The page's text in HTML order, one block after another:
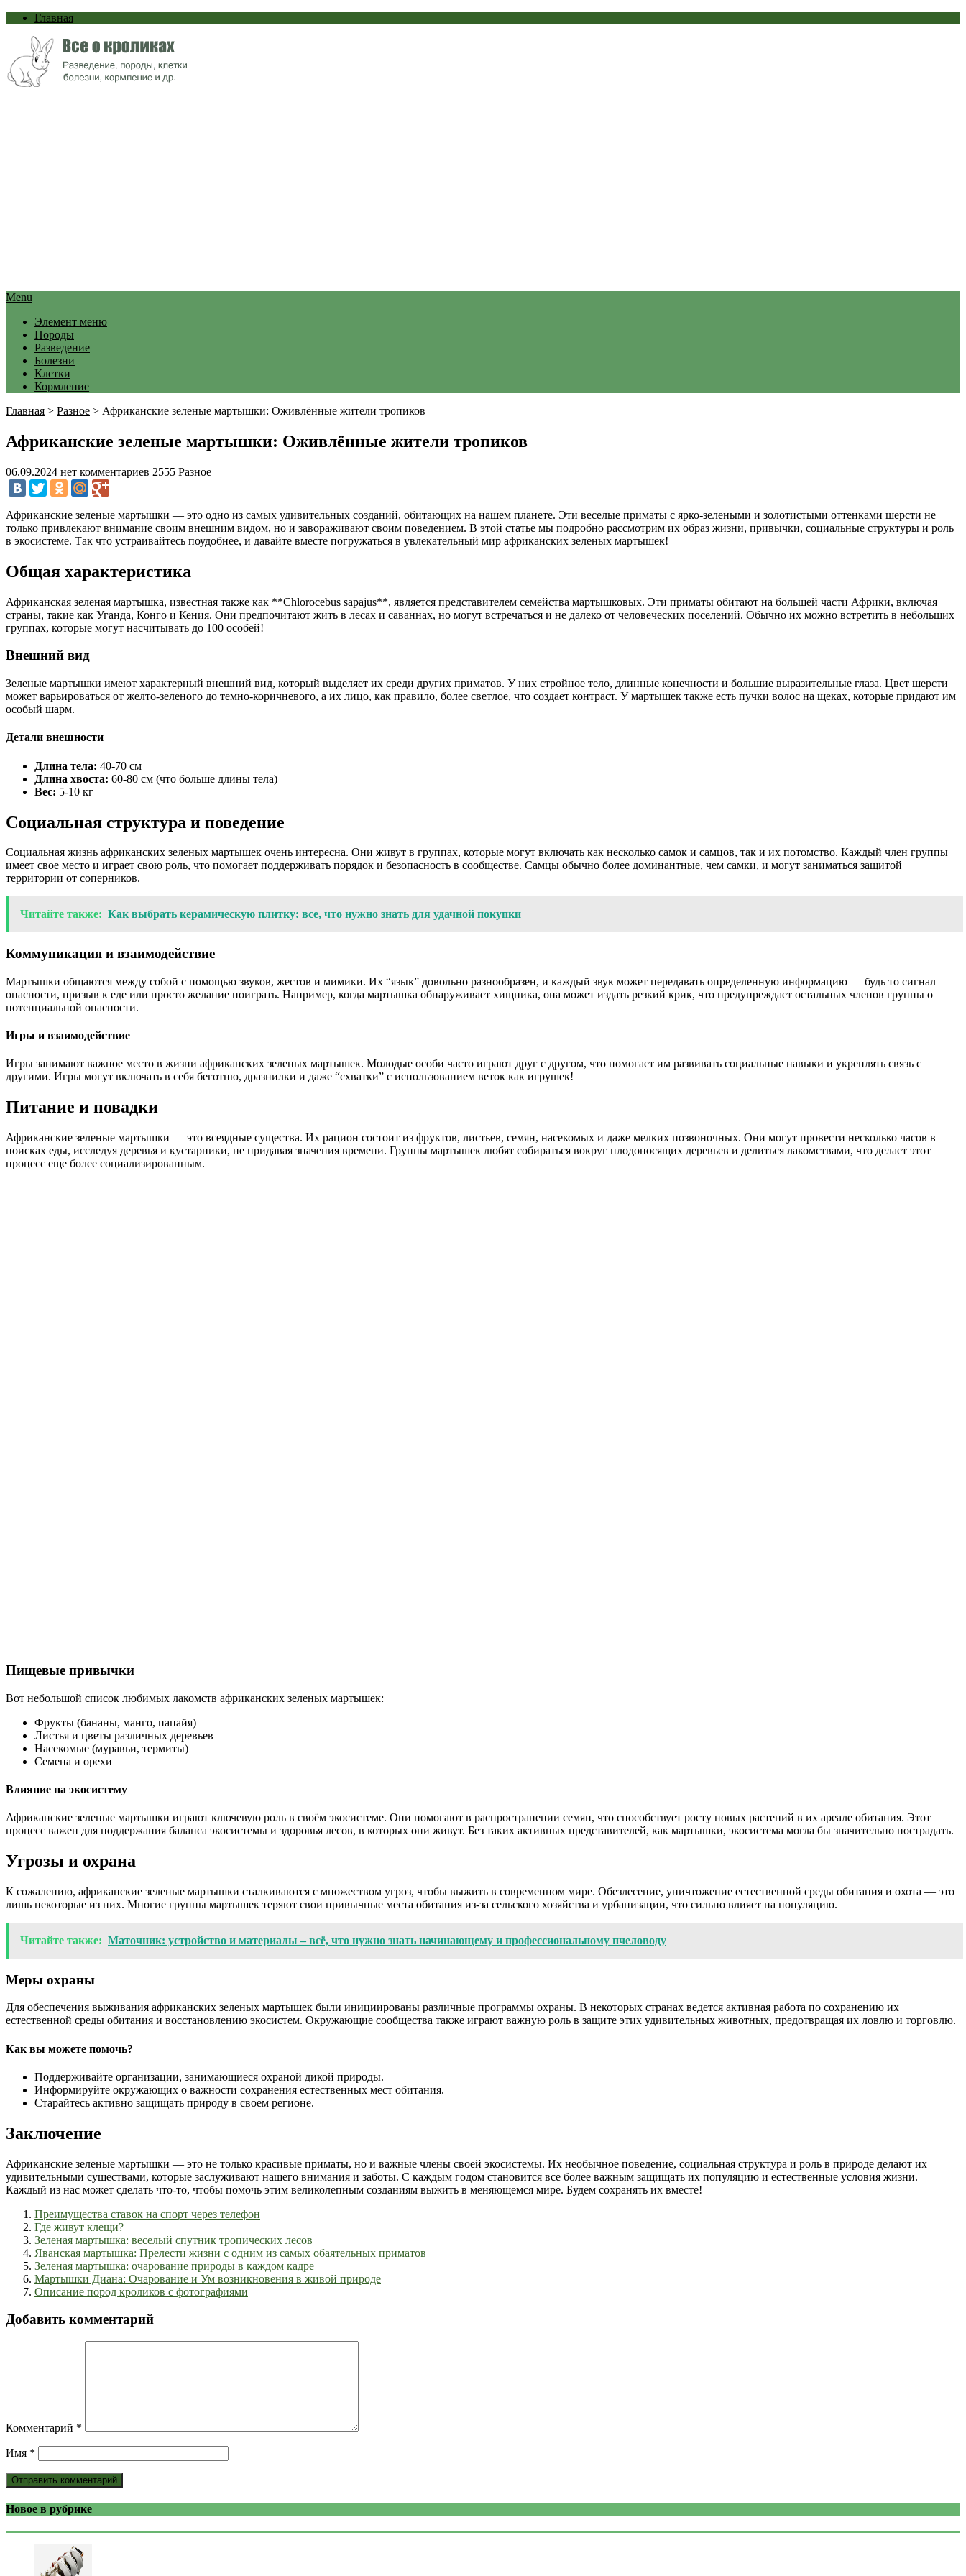
Главная
Menu
Элемент меню
Породы
Разведение
Болезни
Клетки
Кормление
Главная > Разное > Африканские зеленые мартышки: Оживлённые жители тропиков
Африканские зеленые мартышки: Оживлённые жители тропиков
06.09.2024 нет комментариев 2555 Разное
Африканские зеленые мартышки — это одно из самых удивительных созданий, обитающих на нашем планете. Эти веселые приматы с ярко-зелеными и золотистыми оттенками шерсти не
только привлекают внимание своим внешним видом, но и завораживают своим поведением. В этой статье мы подробно рассмотрим их образ жизни, привычки, социальные структуры и роль
в экосистеме. Так что устраивайтесь поудобнее, и давайте вместе погружаться в увлекательный мир африканских зеленых мартышек!
Общая характеристика
Африканская зеленая мартышка, известная также как **Chlorocebus sapajus**, является представителем семейства мартышковых. Эти приматы обитают на большей части Африки, включая
страны, такие как Уганда, Конго и Кения. Они предпочитают жить в лесах и саваннах, но могут встречаться и не далеко от человеческих поселений. Обычно их можно встретить в небольших
группах, которые могут насчитывать до 100 особей!
Внешний вид
Зеленые мартышки имеют характерный внешний вид, который выделяет их среди других приматов. У них стройное тело, длинные конечности и большие выразительные глаза. Цвет шерсти
может варьироваться от желто-зеленого до темно-коричневого, а их лицо, как правило, более светлое, что создает контраст. У мартышек также есть пучки волос на щеках, которые придают им
особый шарм.
Детали внешности
Длина тела: 40-70 см
Длина хвоста: 60-80 см (что больше длины тела)
Вес: 5-10 кг
Социальная структура и поведение
Социальная жизнь африканских зеленых мартышек очень интересна. Они живут в группах, которые могут включать как несколько самок и самцов, так и их потомство. Каждый член группы
имеет свое место и играет свою роль, что помогает поддерживать порядок и безопасность в сообществе. Самцы обычно более доминантные, чем самки, и могут заниматься защитой
территории от соперников.
Читайте также: Как выбрать керамическую плитку: все, что нужно знать для удачной покупки
Коммуникация и взаимодействие
Мартышки общаются между собой с помощью звуков, жестов и мимики. Их “язык” довольно разнообразен, и каждый звук может передавать определенную информацию — будь то сигнал
опасности, призыв к еде или просто желание поиграть. Например, когда мартышка обнаруживает хищника, она может издать резкий крик, что предупреждает остальных членов группы о
потенциальной опасности.
Игры и взаимодействие
Игры занимают важное место в жизни африканских зеленых мартышек. Молодые особи часто играют друг с другом, что помогает им развивать социальные навыки и укреплять связь с
другими. Игры могут включать в себя беготню, дразнилки и даже “схватки” с использованием веток как игрушек!
Питание и повадки
Африканские зеленые мартышки — это всеядные существа. Их рацион состоит из фруктов, листьев, семян, насекомых и даже мелких позвоночных. Они могут провести несколько часов в
поисках еды, исследуя деревья и кустарники, не придавая значения времени. Группы мартышек любят собираться вокруг плодоносящих деревьев и делиться лакомствами, что делает этот
процесс еще более социализированным.
Пищевые привычки
Вот небольшой список любимых лакомств африканских зеленых мартышек:
Фрукты (бананы, манго, папайя)
Листья и цветы различных деревьев
Насекомые (муравьи, термиты)
Семена и орехи
Влияние на экосистему
Африканские зеленые мартышки играют ключевую роль в своём экосистеме. Они помогают в распространении семян, что способствует росту новых растений в их ареале обитания. Этот
процесс важен для поддержания баланса экосистемы и здоровья лесов, в которых они живут. Без таких активных представителей, как мартышки, экосистема могла бы значительно пострадать.
Угрозы и охрана
К сожалению, африканские зеленые мартышки сталкиваются с множеством угроз, чтобы выжить в современном мире. Обезлесение, уничтожение естественной среды обитания и охота — это
лишь некоторые из них. Многие группы мартышек теряют свои привычные места обитания из-за сельского хозяйства и урбанизации, что сильно влияет на популяцию.
Читайте также: Маточник: устройство и материалы – всё, что нужно знать начинающему и профессиональному пчеловоду
Меры охраны
Для обеспечения выживания африканских зеленых мартышек были инициированы различные программы охраны. В некоторых странах ведется активная работа по сохранению их
естественной среды обитания и восстановлению экосистем. Окружающие сообщества также играют важную роль в защите этих удивительных животных, предотвращая их ловлю и торговлю.
Как вы можете помочь?
Поддерживайте организации, занимающиеся охраной дикой природы.
Информируйте окружающих о важности сохранения естественных мест обитания.
Старайтесь активно защищать природу в своем регионе.
Заключение
Африканские зеленые мартышки — это не только красивые приматы, но и важные члены своей экосистемы. Их необычное поведение, социальная структура и роль в природе делают их
удивительными существами, которые заслуживают нашего внимания и заботы. С каждым годом становится все более важным защищать их популяцию и естественные условия жизни.
Каждый из нас может сделать что-то, чтобы помочь этим великолепным созданиям выжить в меняющемся мире. Будем сохранять их вместе!
Преимущества ставок на спорт через телефон
Где живут клещи?
Зеленая мартышка: веселый спутник тропических лесов
Яванская мартышка: Прелести жизни с одним из самых обаятельных приматов
Зеленая мартышка: очарование природы в каждом кадре
Мартышки Диана: Очарование и Ум возникновения в живой природе
Описание пород кроликов с фотографиями
Добавить комментарий
Комментарий *
Имя *
Новое в рубрике